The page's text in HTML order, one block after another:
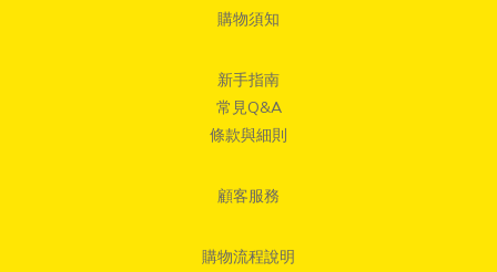
購物須知
新手指南
常見Q&A
條款與細則
顧客服務
購物流程說明